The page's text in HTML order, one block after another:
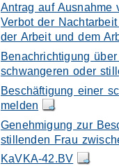
Antrag auf Ausnahme
Verbot der
der Arbeit und dem
Benachrichtigung
schwangeren oder
Beschäftigung einer
melden
Genehmigung zur
stillenden Frau
KaVKA-42.BV